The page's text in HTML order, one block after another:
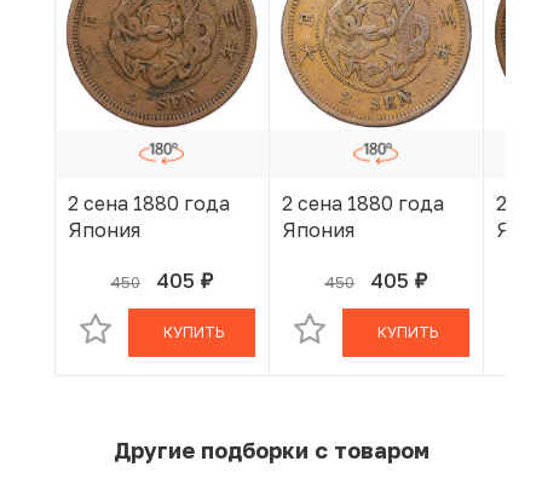
2 сена 1880 года
Япония
450 405 руб.
В КОРЗИНЕ
КУПИТЬ
2 сена 1880 года
Япония
450 405 руб.
В КОРЗИНЕ
КУПИТЬ
2
Другие подборки с товаром